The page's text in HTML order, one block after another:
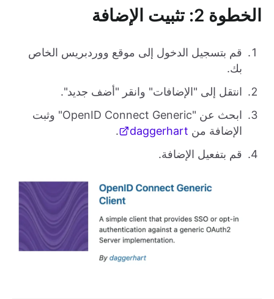
الخطوة 2: تثبيت الإضافة
قم بتسجيل الدخول إلى موقع ووردبريس الخاص
بك.
انتقل إلى "الإضافات" وانقر "أضف جديد".
ابحث عن "OpenID Connect Generic" وثبت
الإضافة من daggerhart
.
قم بتفعيل الإضافة.